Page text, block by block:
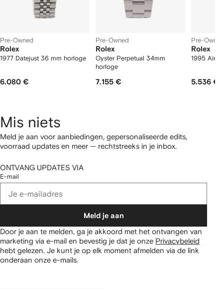
Pre-Owned
Rolex
1977 Datejust 36 mm horloge
6.080 €
Pre-Owned
Rolex
Oyster Perpetual 34mm
horloge
7.155 €
Pre-
Rolex
1995 Air-
5.536 €
Mis niets
Meld je aan voor aanbiedingen, gepersonaliseerde edits,
voorraad updates en meer — rechtstreeks in je inbox.
ONTVANG UPDATES VIA
E-mail
Meld je aan
Door je aan te melden, ga je akkoord met het ontvangen van
marketing via e-mail en bevestig je dat je onze Privacybeleid
hebt gelezen. Je kunt je op elk moment afmelden via de link
onderaan onze e-mails.